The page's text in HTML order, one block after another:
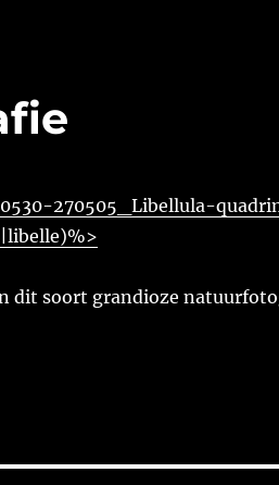
270505_Libellula-
dit soort grandioze